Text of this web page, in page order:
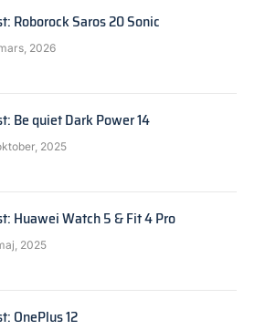
Roborock Saros 20 Sonic
2026
Be quiet Dark Power 14
2025
Huawei Watch 5 & Fit 4 Pro
2025
OnePlus 12